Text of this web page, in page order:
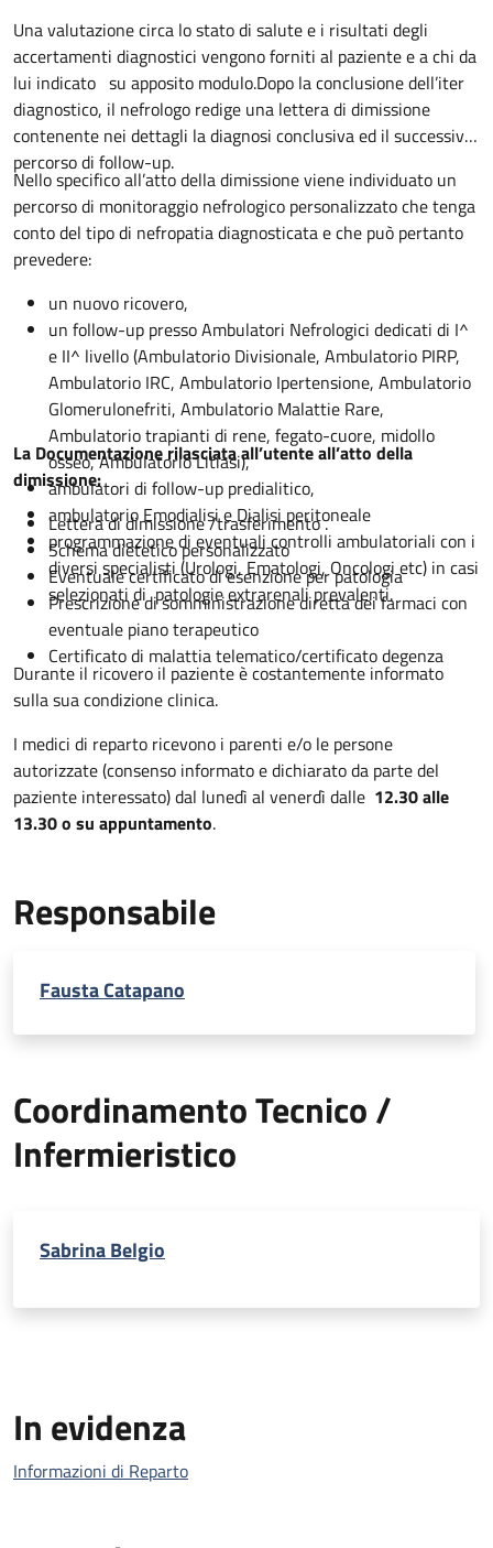
Una valutazione circa lo stato di salute e i risultati degli
accertamenti diagnostici vengono forniti al paziente e a chi da
lui indicato su apposito modulo.Dopo la conclusione dell’iter
diagnostico, il nefrologo redige una lettera di dimissione
contenente nei dettagli la diagnosi conclusiva ed il successivo
percorso di follow-up.
Nello specifico all’atto della dimissione viene individuato un
percorso di monitoraggio nefrologico personalizzato che tenga
conto del tipo di nefropatia diagnosticata e che può pertanto
prevedere:
un nuovo ricovero,
un follow-up presso Ambulatori Nefrologici dedicati di I^
e II^ livello (Ambulatorio Divisionale, Ambulatorio PIRP,
Ambulatorio IRC, Ambulatorio Ipertensione, Ambulatorio
Glomerulonefriti, Ambulatorio Malattie Rare,
Ambulatorio trapianti di rene, fegato-cuore, midollo
osseo, Ambulatorio Litiasi),
ambulatori di follow-up predialitico,
ambulatorio Emodialisi e Dialisi peritoneale
programmazione di eventuali controlli ambulatoriali con i
diversi specialisti (Urologi, Ematologi, Oncologi etc) in casi
selezionati di patologie extrarenali prevalenti.
La Documentazione rilasciata all’utente all’atto della
dimissione:
Lettera di dimissione /trasferimento .
Schema dietetico personalizzato
Eventuale certificato di esenzione per patologia
Prescrizione di somministrazione diretta dei farmaci con
eventuale piano terapeutico
Certificato di malattia telematico/certificato degenza
Durante il ricovero il paziente è costantemente informato
sulla sua condizione clinica.
I medici di reparto ricevono i parenti e/o le persone
autorizzate (consenso informato e dichiarato da parte del
paziente interessato) dal lunedì al venerdì dalle 12.30 alle
13.30 o su appuntamento.
Responsabile
Fausta Catapano
Coordinamento Tecnico /
Infermieristico
Sabrina Belgio
In evidenza
Informazioni di Reparto